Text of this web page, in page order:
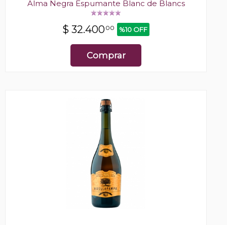
Alma Negra Espumante Blanc de Blancs
$ 32.40000 %10 OFF
Comprar